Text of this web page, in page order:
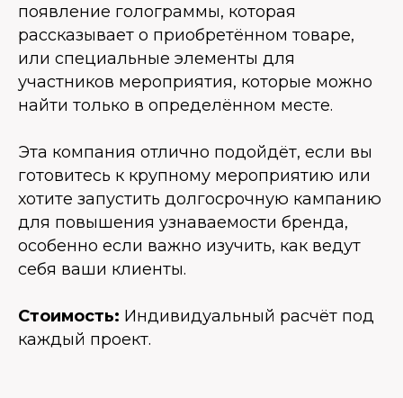
появление голограммы, которая
рассказывает о приобретённом товаре,
или специальные элементы для
участников мероприятия, которые можно
найти только в определённом месте.
Эта компания отлично подойдёт, если вы
готовитесь к крупному мероприятию или
хотите запустить долгосрочную кампанию
для повышения узнаваемости бренда,
особенно если важно изучить, как ведут
себя ваши клиенты.
Стоимость: Индивидуальный расчёт под
каждый проект.